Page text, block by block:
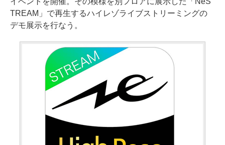
TREAM」で再生するハイレゾライブストリーミングの
デモ展示を行なう。